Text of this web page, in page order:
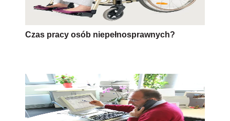
Czas pracy osób niepełnosprawnych?